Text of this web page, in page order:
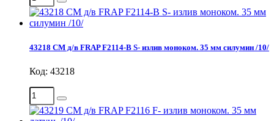
43218 СМ д/в FRAP F2114-B S- излив моноком. 35 мм силумин /10/
Код: 43218